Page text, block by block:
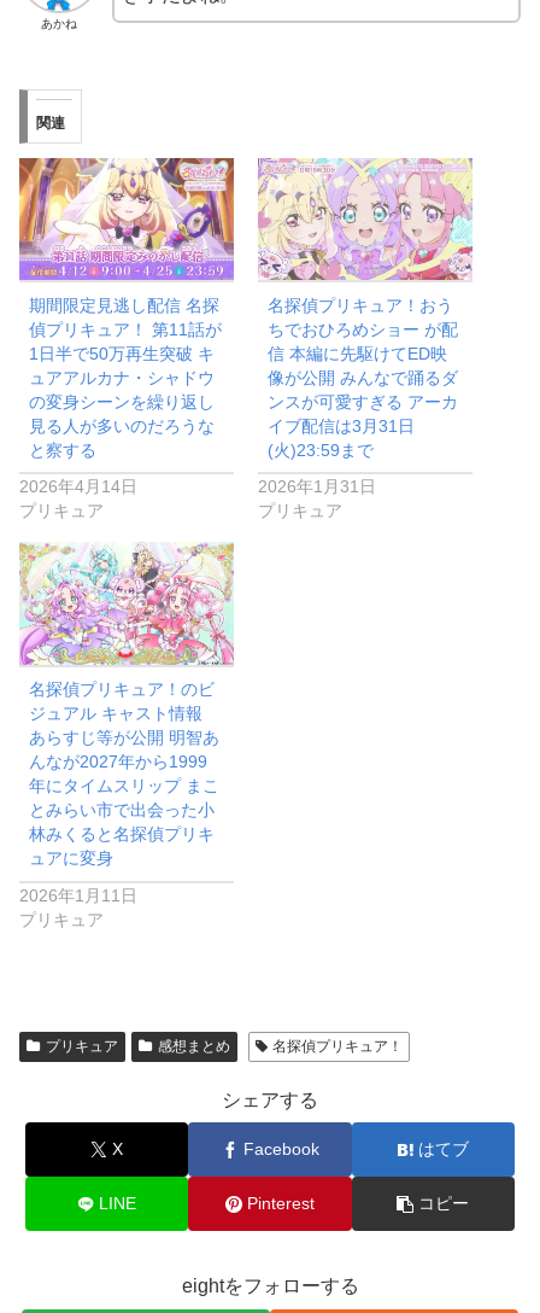
関連
期間限定見逃し配信 名探
偵プリキュア！ 第11話が
1日半で50万再生突破 キ
ュアアルカナ・シャドウ
の変身シーンを繰り返し
見る人が多いのだろうな
と察する
2026年4月14日
プリキュア
名探偵プリキュア！おう
ちでおひろめショー が配
信 本編に先駆けてED映
像が公開 みんなで踊るダ
ンスが可愛すぎる アーカ
イブ配信は3月31日
(火)23:59まで
2026年1月31日
プリキュア
名探偵プリキュア！のビ
ジュアル キャスト情報
あらすじ等が公開 明智あ
んなが2027年から1999
年にタイムスリップ まこ
とみらい市で出会った小
林みくると名探偵プリキ
ュアに変身
2026年1月11日
プリキュア
X Facebook はてブ
LINE Pinterest コピー